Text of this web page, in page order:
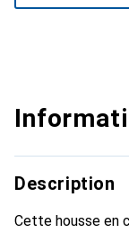
Description
Cette housse en